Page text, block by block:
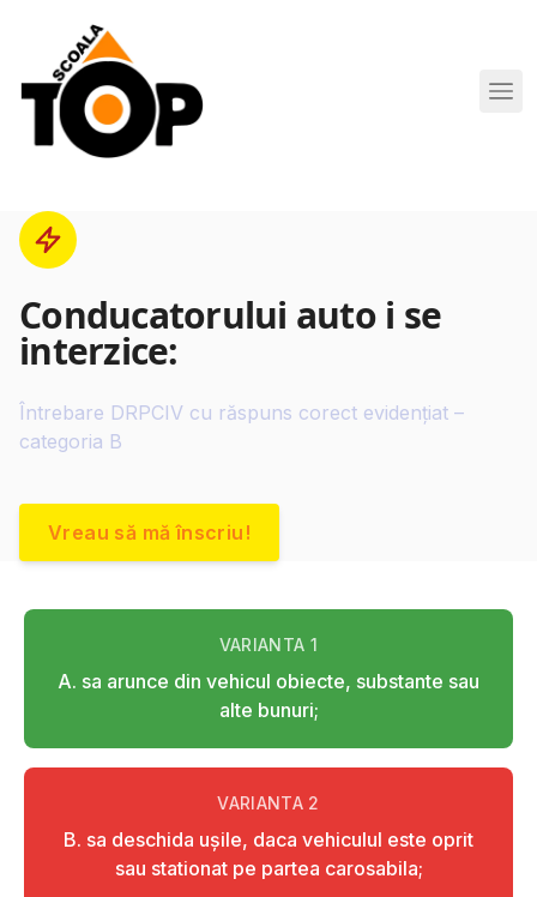
Scoala de Soferi TOP navigation
Conducatorului auto i se
interzice:
Întrebare DRPCIV cu răspuns corect evidențiat –
categoria B
Vreau să mă înscriu!
VARIANTA 1
A. sa arunce din vehicul obiecte, substante sau
alte bunuri;
VARIANTA 2
B. sa deschida uşile, daca vehiculul este oprit
sau stationat pe partea carosabila;